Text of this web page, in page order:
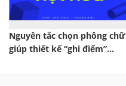
Nguyên tắc chọn phông chữ
giúp thiết kế “ghi điểm”